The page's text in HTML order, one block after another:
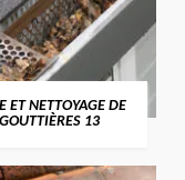
ET NETTOYAGE DE
GOUTTIÈRES 13